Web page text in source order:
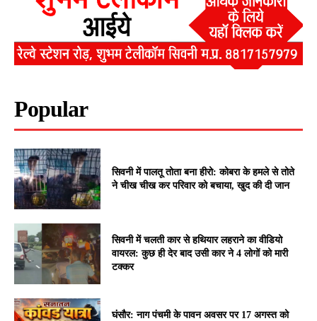
Popular
सिवनी में पालतू तोता बना हीरो: कोबरा के हमले से तोते
ने चीख चीख कर परिवार को बचाया, खुद की दी जान
सिवनी में चलती कार से हथियार लहराने का वीडियो
वायरल: कुछ ही देर बाद उसी कार ने 4 लोगों को मारी
टक्कर
घंसौर: नाग पंचमी के पावन अवसर पर 17 अगस्त को